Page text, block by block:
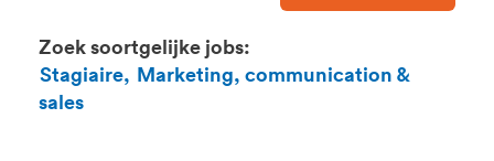
Zoek soortgelijke jobs:
Stagiaire, Marketing, communication &
sales